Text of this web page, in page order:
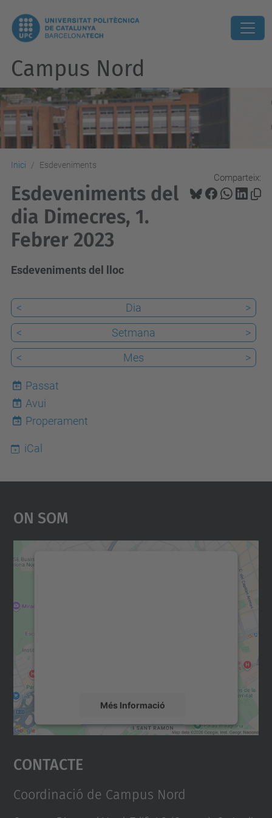
Campus Nord
Inici Esdeveniments
Comparteix:
Esdeveniments del
dia Dimecres, 1.
Febrer 2023
Esdeveniments del lloc
< Dia
>
<
Setmana
>
<
Mes >
Passat
8
Avui
Properament
iCal
On Som
Més Informació
Accepta
powered by
Contacte
Coordinació de Campus Nord